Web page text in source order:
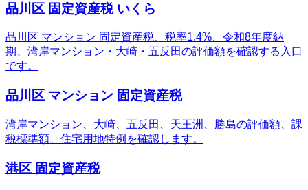
品川区 固定資産税 いくら
品川区 マンション 固定資産税、税率1.4%、令和8年度納
期、湾岸マンション・大崎・五反田の評価額を確認する入口
です。
品川区 マンション 固定資産税
湾岸マンション、大崎、五反田、天王洲、勝島の評価額、課
税標準額、住宅用地特例を確認します。
港区 固定資産税